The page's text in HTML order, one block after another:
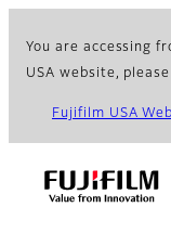
You are accessing
USA website,
Fujifilm USA